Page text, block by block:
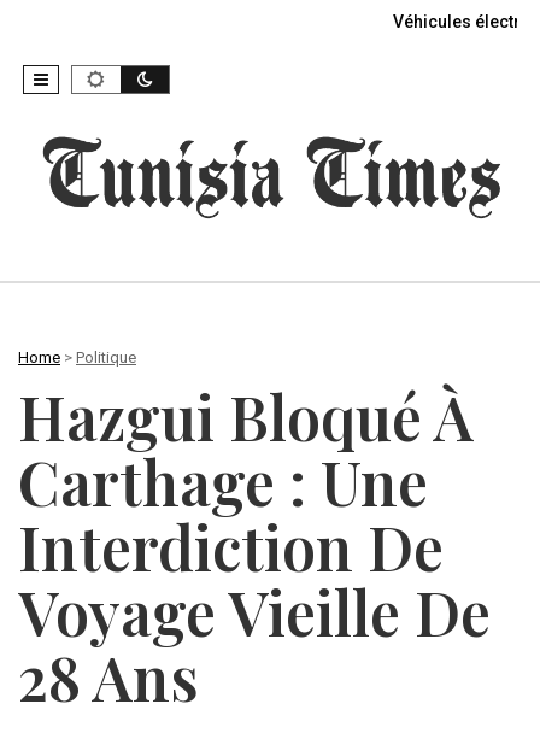
Véhicules
Home > Politique
Hazgui Bloqué À
Carthage : Une
Interdiction De
Voyage Vieille De
28 Ans